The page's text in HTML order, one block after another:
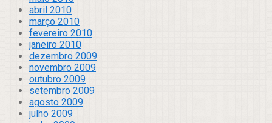
abril 2010
março 2010
fevereiro 2010
janeiro 2010
dezembro 2009
novembro 2009
outubro 2009
setembro 2009
agosto 2009
julho 2009